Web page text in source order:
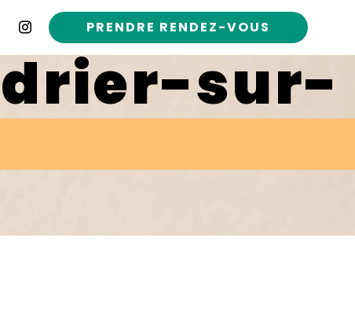
PRENDRE RENDEZ-VOUS
sur-